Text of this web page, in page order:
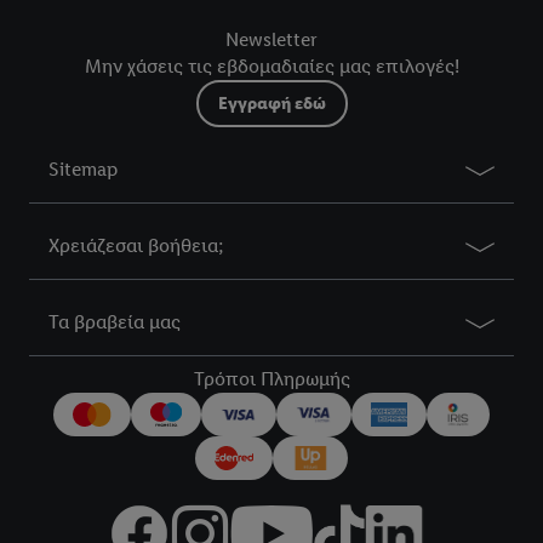
Newsletter
Μην χάσεις τις εβδομαδιαίες μας επιλογές!
Εγγραφή εδώ
Sitemap
Χρειάζεσαι βοήθεια;
Τα βραβεία μας
Τρόποι Πληρωμής